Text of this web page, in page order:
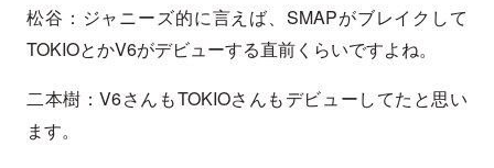
松谷：ジャニーズ的に言えば、SMAPがブレイクして
TOKIOとかV6がデビューする直前くらいですよね。
二本樹：V6さんもTOKIOさんもデビューしてたと思い
ます。